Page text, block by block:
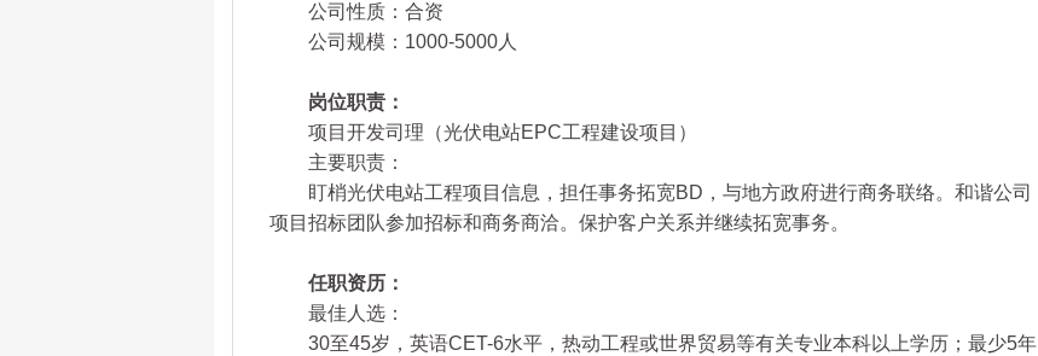
公司性质：合资
公司规模：1000-5000人
岗位职责：
项目开发司理（光伏电站EPC工程建设项目）
主要职责：
盯梢光伏电站工程项目信息，担任事务拓宽BD，与地方政府进行商务联络。和谐公司
项目招标团队参加招标和商务商洽。保护客户关系并继续拓宽事务。
任职资历：
最佳人选：
30至45岁，英语CET-6水平，热动工程或世界贸易等有关专业本科以上学历；最少5年